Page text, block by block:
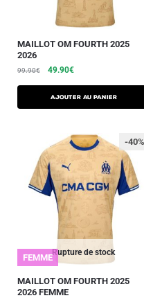
MAILLOT OM FOURTH 2025
2026
99.90€ 49.90€
AJOUTER AU PANIER
Rupture de stock
-40%
FEMME
MAILLOT OM FOURTH 2025
2026 FEMME